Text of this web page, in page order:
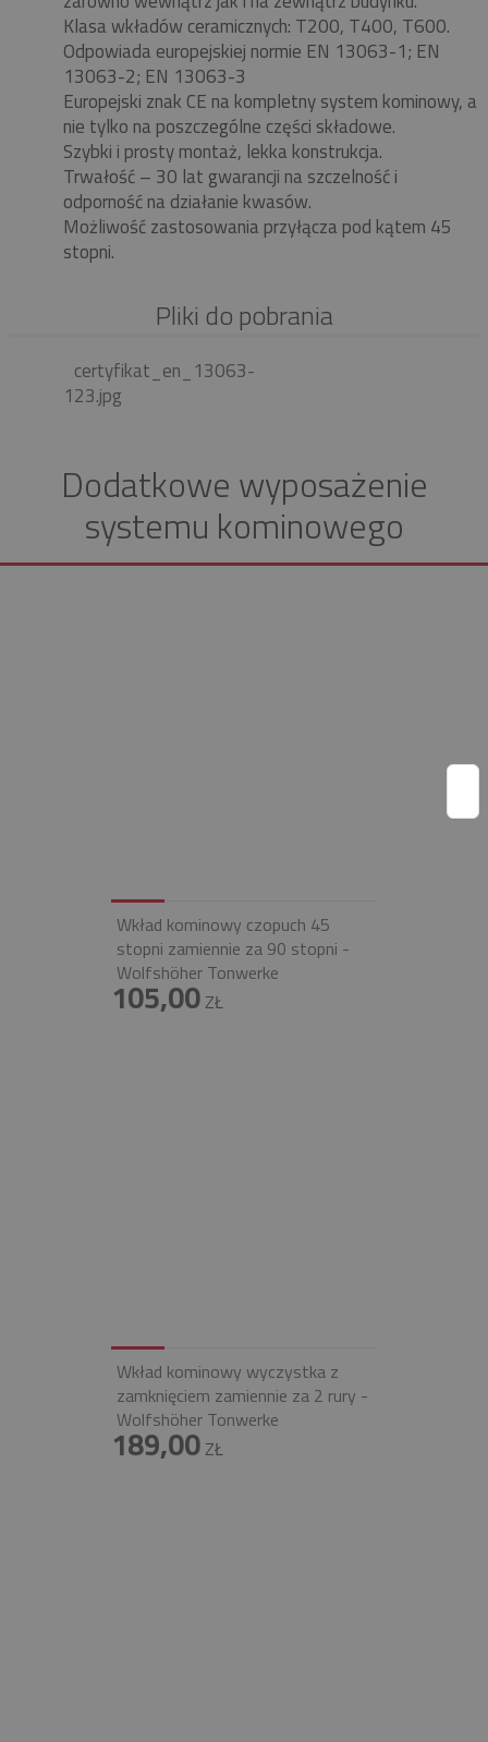
Klasa wkładów ceramicznych: T200, T400, T600.
Odpowiada europejskiej normie EN 13063-1; EN
13063-2; EN 13063-3
Europejski znak CE na kompletny system kominowy, a
nie tylko na poszczególne części składowe.
Szybki i prosty montaż, lekka konstrukcja.
Trwałość – 30 lat gwarancji na szczelność i
odporność na działanie kwasów.
Możliwość zastosowania przyłącza pod kątem 45
stopni.
Pliki do pobrania
certyfikat_en_13063-
123.jpg
Dodatkowe wyposażenie
systemu kominowego
Wkład kominowy czopuch 45
stopni zamiennie za 90 stopni -
Wolfshöher Tonwerke
105,00ZŁ
Wkład kominowy wyczystka z
zamknięciem zamiennie za 2 rury -
Wolfshöher Tonwerke
189,00ZŁ